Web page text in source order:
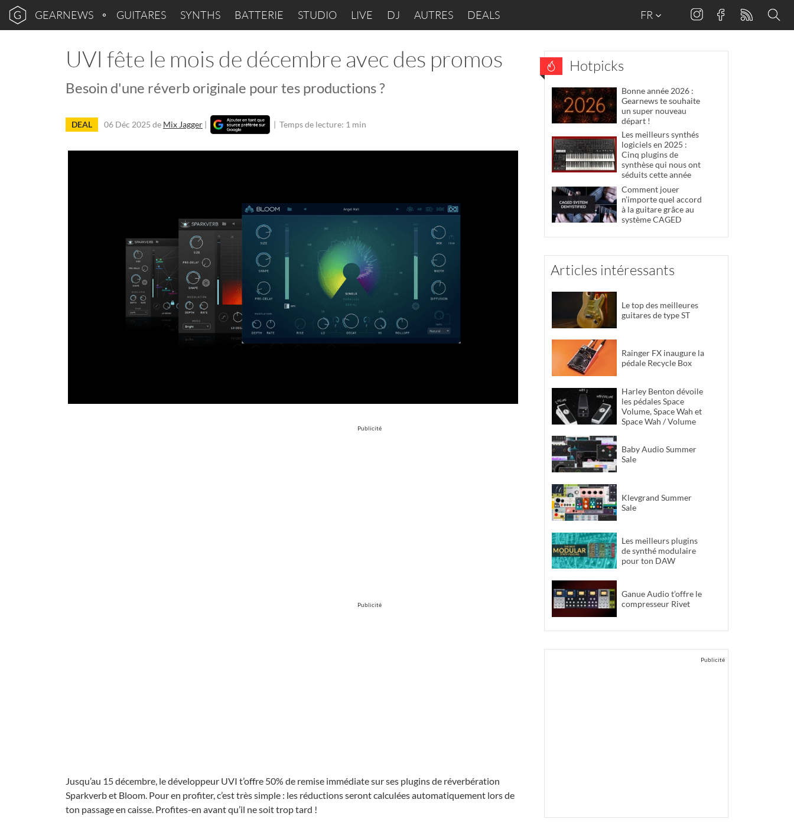
GEARNEWS GUITARES SYNTHS BATTERIE STUDIO LIVE DJ AUTRES DEALS FR
UVI fête le mois de décembre avec des promos
Besoin d'une réverb originale pour tes productions ?
DEAL 06 Déc 2025 de Mix Jagger | | Temps de lecture: 1 min
Publicité
Publicité
Jusqu’au 15 décembre, le développeur UVI t’offre 50% de remise immédiate sur ses plugins de réverbération
Sparkverb et Bloom. Pour en profiter, c’est très simple : les réductions seront calculées automatiquement lors de
ton passage en caisse. Profites-en avant qu’il ne soit trop tard !
Hotpicks
Bonne année 2026 :
Gearnews te souhaite
un super nouveau
départ !
Les meilleurs synthés
logiciels en 2025 :
Cinq plugins de
synthèse qui nous ont
séduits cette année
Comment jouer
n’importe quel accord
à la guitare grâce au
système CAGED
Articles intéressants
Le top des meilleures
guitares de type ST
Rainger FX inaugure la
pédale Recycle Box
Harley Benton dévoile
les pédales Space
Volume, Space Wah et
Space Wah / Volume
Baby Audio Summer
Sale
Klevgrand Summer
Sale
Les meilleurs plugins
de synthé modulaire
pour ton DAW
Ganue Audio t’offre le
compresseur Rivet
Publicité